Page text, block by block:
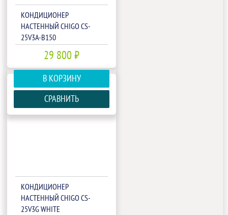
КОНДИЦИОНЕР
НАСТЕННЫЙ CHIGO CS-
25V3A-B150
29 800 ₽
В КОРЗИНУ
СРАВНИТЬ
КОНДИЦИОНЕР
НАСТЕННЫЙ CHIGO CS-
25V3G WHITE